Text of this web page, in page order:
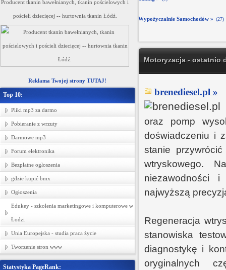
Producent tkanin bawełnianych, tkanin pościelowych i
pościeli dziecięcej -- hurtownia tkanin Łódź.
Ministerstwo Gadżetów
Reklama Twojej strony TUTAJ!
Top 10:
Pliki mp3 za darmo
Pobieranie z wrzuty
Darmowe mp3
Forum elektronika
Bezpłatne ogłoszenia
gdzie kupić bmx
Ogłoszenia
Edukey - szkolenia marketingowe i komputerowe w
Łodzi
Unia Europejska - studia praca życie
Tworzenie stron www
Statystyka PageRank:
Wypożyczalnie Samochodów » (27)
Motoryzacja - ostatnio
brenediesel.pl »
oraz pomp
doświadczeniu i
stanie
wtryskowego.
niezawodności
najwyższą
Regeneracja
stanowiska
diagnostykę i
oryginalnych